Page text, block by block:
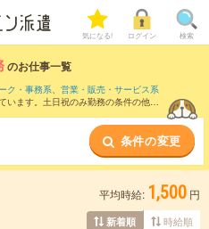
気になる! ログイン 検索
のお仕事一覧
ク・事務系、 営業・販売・サービス系
います。土日祝のみ勤務の条件の他
条件の変更
平均時給: 1,500 円
新着順 時給順